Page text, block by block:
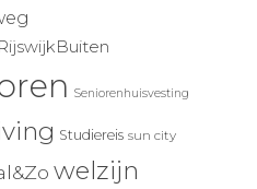
RijswijkBuiten
Seniorenhuisvesting
Studiereis sun city
welzijn